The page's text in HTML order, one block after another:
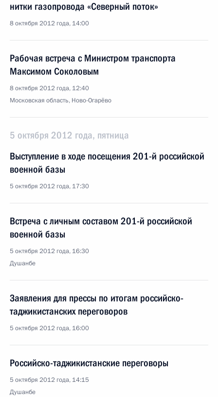
нитки газопровода «Северный поток»
8 октября 2012 года, 14:00
Рабочая встреча с Министром транспорта
Максимом Соколовым
8 октября 2012 года, 12:40
Московская область, Ново-Огарёво
5 октября 2012 года, пятница
Выступление в ходе посещения 201-й российской
военной базы
5 октября 2012 года, 17:30
Встреча с личным составом 201-й российской
военной базы
5 октября 2012 года, 16:30
Душанбе
Заявления для прессы по итогам российско-
таджикистанских переговоров
5 октября 2012 года, 16:00
Российско-таджикистанские переговоры
5 октября 2012 года, 14:15
Душанбе